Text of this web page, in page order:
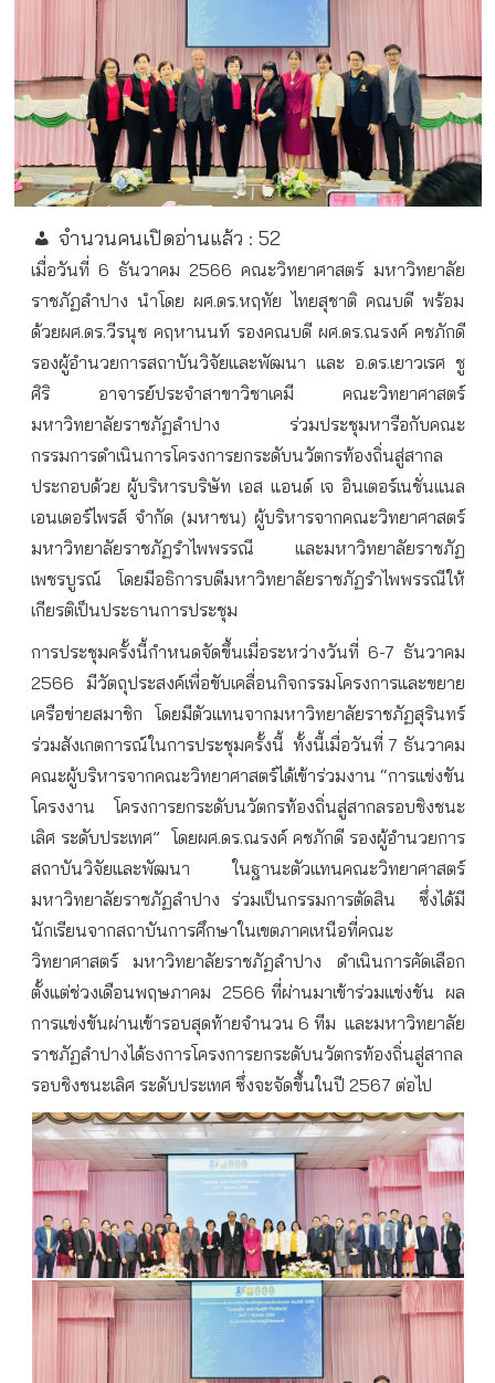
จำนวนคนเปิดอ่านแล้ว : 52
เมื่อวันที่ 6 ธันวาคม 2566 คณะวิทยาศาสตร์ มหาวิทยาลัย
ราชภัฏลำปาง นำโดย ผศ.ดร.หฤทัย ไทยสุชาติ คณบดี พร้อม
ด้วยผศ.ดร.วีรนุช คฤหานนท์ รองคณบดี ผศ.ดร.ณรงค์ คชภักดี
รองผู้อำนวยการสถาบันวิจัยและพัฒนา และ อ.ดร.เยาวเรศ ชู
ศิริ อาจารย์ประจำสาขาวิชาเคมี คณะวิทยาศาสตร์
มหาวิทยาลัยราชภัฏลำปาง
ร่วมประชุมหารือกับคณะ
กรรมการดำเนินการโครงการยกระดับนวัตกรท้องถิ่นสู่สากล
ประกอบด้วย ผู้บริหารบริษัท เอส แอนด์ เจ อินเตอร์เนชั่นแนล
เอนเตอร์ไพรส์ จำกัด (มหาชน) ผู้บริหารจากคณะวิทยาศาสตร์
มหาวิทยาลัยราชภัฏรำไพพรรณี และมหาวิทยาลัยราชภัฏ
เพชรบูรณ์
โดยมีอธิการบดีมหาวิทยาลัยราชภัฏรำไพพรรณีให้
เกียรติเป็นประธานการประชุม
การประชุมครั้งนี้กำหนดจัดขึ้นเมื่อระหว่างวันที่ 6-7 ธันวาคม
2566
มีวัตถุประสงค์เพื่อขับเคลื่อนกิจกรรมโครงการและขยาย
เครือข่ายสมาชิก โดยมีตัวแทนจากมหาวิทยาลัยราชภัฏสุรินทร์
ร่วมสังเกตการณ์ในการประชุมครั้งนี้ ทั้งนี้เมื่อวันที่ 7 ธันวาคม
คณะผู้บริหารจากคณะวิทยาศาสตร์ได้เข้าร่วมงาน “การแข่งขัน
โครงงาน โครงการยกระดับนวัตกรท้องถิ่นสู่สากลรอบชิงชนะ
เลิศ ระดับประเทศ” โดยผศ.ดร.ณรงค์ คชภักดี รองผู้อำนวยการ
สถาบันวิจัยและพัฒนา
ในฐานะตัวแทนคณะวิทยาศาสตร์
มหาวิทยาลัยราชภัฏลำปาง ร่วมเป็นกรรมการตัดสิน
ซึ่งได้มี
นักเรียนจากสถาบันการศึกษาในเขตภาคเหนือที่คณะ
วิทยาศาสตร์ มหาวิทยาลัยราชภัฏลำปาง ดำเนินการคัดเลือก
ตั้งแต่ช่วงเดือนพฤษภาคม 2566 ที่ผ่านมาเข้าร่วมแข่งขัน ผล
การแข่งขันผ่านเข้ารอบสุดท้ายจำนวน 6 ทีม และมหาวิทยาลัย
ราชภัฏลำปางได้ธงการโครงการยกระดับนวัตกรท้องถิ่นสู่สากล
รอบชิงชนะเลิศ ระดับประเทศ ซึ่งจะจัดขึ้นในปี 2567 ต่อไป